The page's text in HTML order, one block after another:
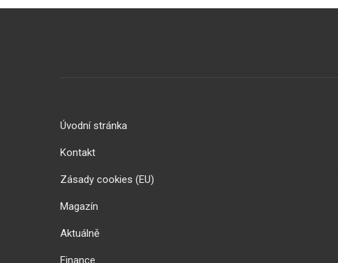
Úvodní stránka
Kontakt
Zásady cookies (EU)
Magazín
Aktuálně
Finance